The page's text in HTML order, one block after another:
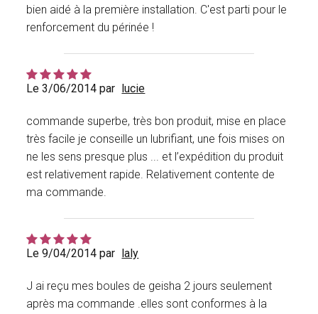
bien aidé à la première installation. C'est parti pour le
renforcement du périnée !
Le 3/06/2014 par lucie
commande superbe, très bon produit, mise en place
très facile je conseille un lubrifiant, une fois mises on
ne les sens presque plus ... et l’expédition du produit
est relativement rapide. Relativement contente de
ma commande.
Le 9/04/2014 par laly
J ai reçu mes boules de geisha 2 jours seulement
après ma commande .elles sont conformes à la